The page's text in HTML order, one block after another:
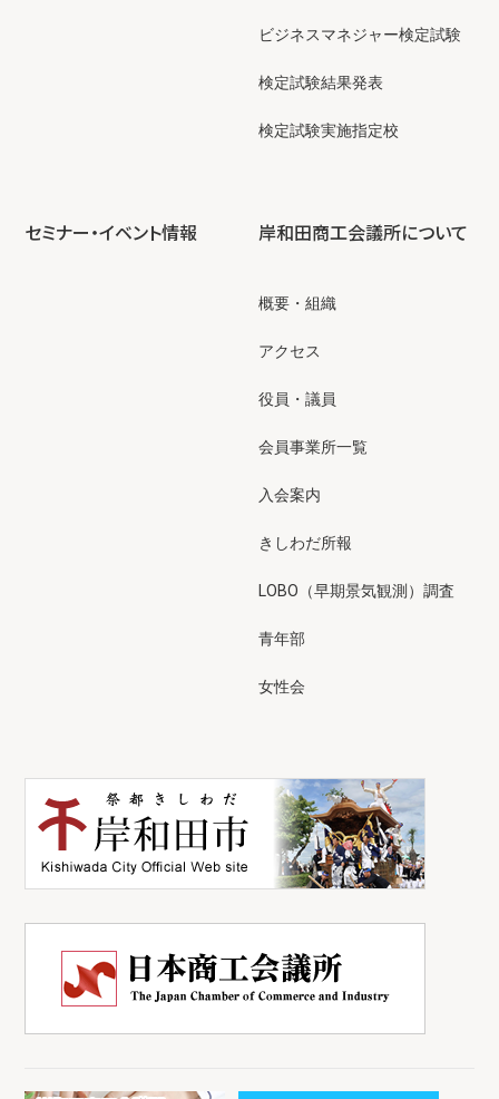
ビジネスマネジャー検定試験
検定試験結果発表
検定試験実施指定校
セミナー・イベント情報 岸和田商工会議所について
概要・組織
アクセス
役員・議員
会員事業所一覧
入会案内
きしわだ所報
LOBO（早期景気観測）調査
青年部
女性会